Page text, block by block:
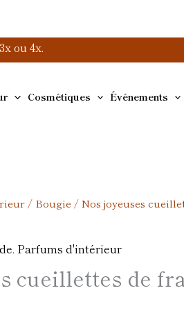
ou 4x.
Cosmétiques Événements
/ Bougie/ Nos joyeuses
, Parfums d'intérieur
cueillettes de